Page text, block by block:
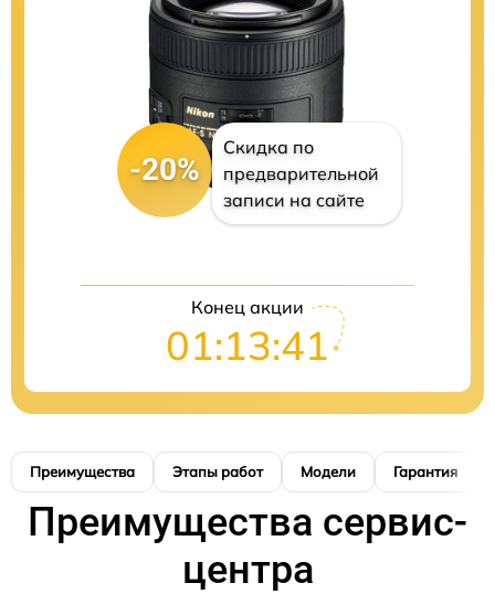
-20%
Скидка по
предварительной
записи на сайте
Конец акции
01:13:40
Преимущества Этапы работ Модели Гарантия
Преимущества сервис-
центра